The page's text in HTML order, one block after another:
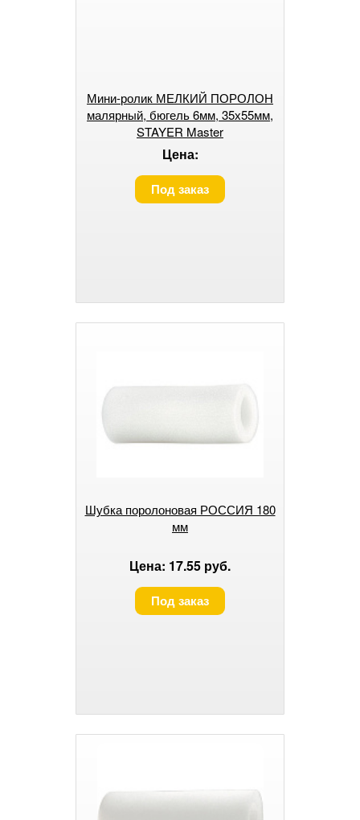
Мини-ролик МЕЛКИЙ ПОРОЛОН
малярный, бюгель 6мм, 35х55мм,
STAYER Master
Цена:
Под заказ
Шубка поролоновая РОССИЯ 180
мм
Цена: 17.55 руб.
Под заказ